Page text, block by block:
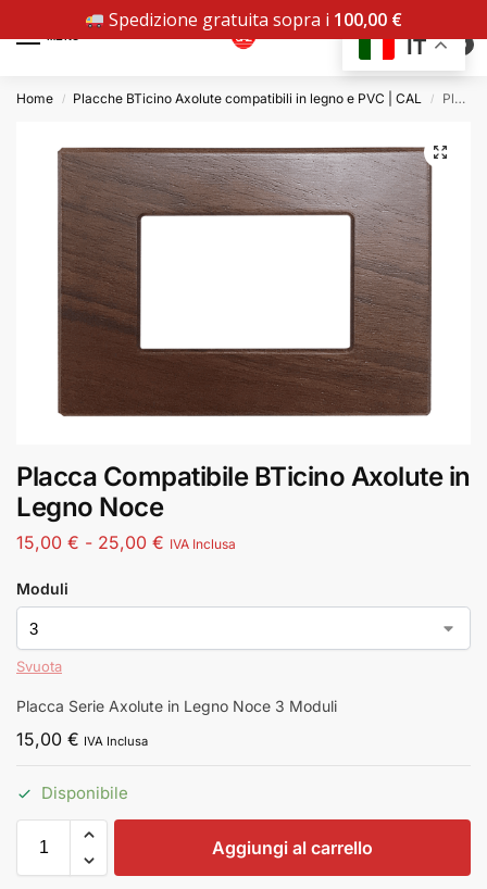
0
Home / Placche BTicino Axolute compatibili in legno e PVC | CAL / Placca Compatibile BTicino Axolute in Legno Noce
Placca Compatibile BTicino Axolute in
Legno Noce
15,00 € - 25,00 € IVA Inclusa
Moduli
Svuota
Placca Serie Axolute in Legno Noce 3 Moduli
15,00 € IVA Inclusa
Disponibile
Aggiungi al carrello
IT
Spedizione gratuita sopra i 100,00 €